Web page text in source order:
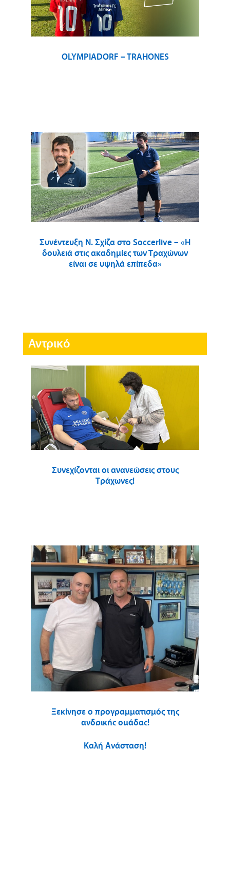
OLYMPIADORF – TRAHONES
Συνέντευξη Ν. Σχίζα στο Soccerlive – «Η
δουλειά στις ακαδημίες των Τραχώνων
είναι σε υψηλά επίπεδα»
Αντρικό
Συνεχίζονται οι ανανεώσεις στους
Τράχωνες!
Ξεκίνησε ο προγραμματισμός της
ανδρικής ομάδας!
Καλή Ανάσταση!